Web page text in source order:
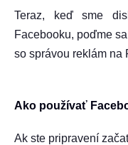
Teraz, keď sme
Facebooku, poďme
so správou reklám na
Ako používať
Ak ste pripravení